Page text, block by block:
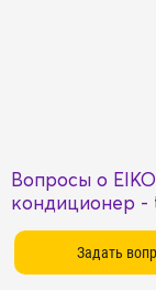
Вопросы о
кондиционер -